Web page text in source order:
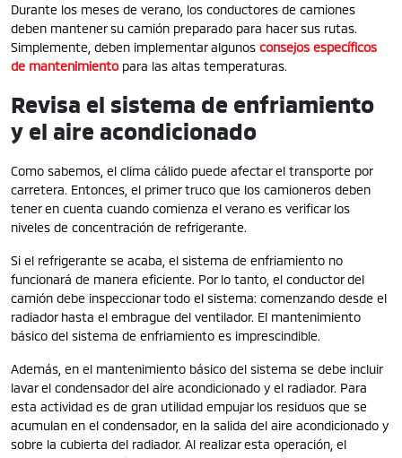
Durante los meses de verano, los conductores de camiones
deben mantener su camión preparado para hacer sus rutas.
Simplemente, deben implementar algunos consejos específicos
de mantenimientopara las altas temperaturas.
Revisa el sistema de enfriamiento
y el aire acondicionado
Como sabemos, el clima cálido puede afectar el transporte por
carretera. Entonces, el primer truco que los camioneros deben
tener en cuenta cuando comienza el verano es verificar los
niveles de concentración de refrigerante.
Si el refrigerante se acaba, el sistema de enfriamiento no
funcionará de manera eficiente. Por lo tanto, el conductor del
camión debe inspeccionar todo el sistema: comenzando desde el
radiador hasta el embrague del ventilador. El mantenimiento
básico del sistema de enfriamiento es imprescindible.
Además, en el mantenimiento básico del sistema se debe incluir
lavar el condensador del aire acondicionado y el radiador. Para
esta actividad es de gran utilidad empujar los residuos que se
acumulan en el condensador, en la salida del aire acondicionado y
sobre la cubierta del radiador. Al realizar esta operación, el